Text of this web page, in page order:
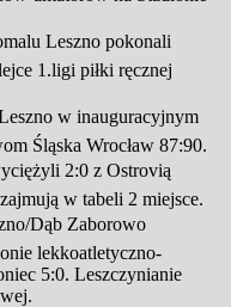
Leszno pokonali
1.ligi piłki ręcznej
w inauguracyjnym
Śląska Wrocław 87:90.
2:0 z Ostrovią
w tabeli 2 miejsce.
Dąb Zaborowo
lekkoatletyczno-
5:0. Leszczynianie